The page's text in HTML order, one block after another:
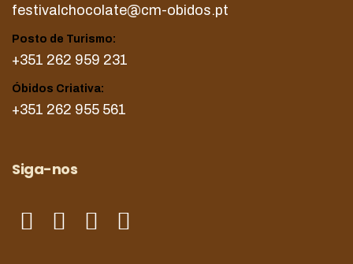
festivalchocolate@cm-obidos.pt
Posto de Turismo:
+351 262 959 231
Óbidos Criativa:
+351 262 955 561
Siga-nos